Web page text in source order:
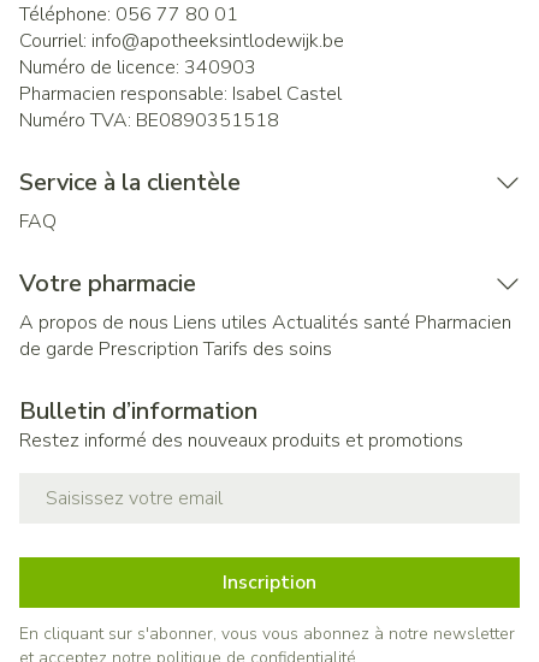
Téléphone: 056 77 80 01
Courriel: info@apotheeksintlodewijk.be
Numéro de licence: 340903
Pharmacien responsable: Isabel Castel
Numéro TVA: BE0890351518
Service à la clientèle
FAQ
Votre pharmacie
A propos de nous Liens utiles Actualités santé Pharmacien
de garde Prescription Tarifs des soins
Bulletin d’information
Restez informé des nouveaux produits et promotions
Inscription
En cliquant sur s'abonner, vous vous abonnez à notre newsletter